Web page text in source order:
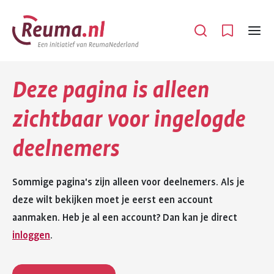
Spring
naar
hoofdinhoud
Spring
naar
footer
Open
Menu
Deze pagina is alleen
zichtbaar voor ingelogde
deelnemers
Sommige pagina's zijn alleen voor deelnemers. Als je
deze wilt bekijken moet je eerst een account
aanmaken. Heb je al een account? Dan kan je direct
inloggen.